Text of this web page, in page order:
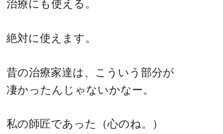
治療にも使える。
絶対に使えます。
昔の治療家達は、こういう部分が
凄かったんじゃないかなー。
私の師匠であった（心のね。）